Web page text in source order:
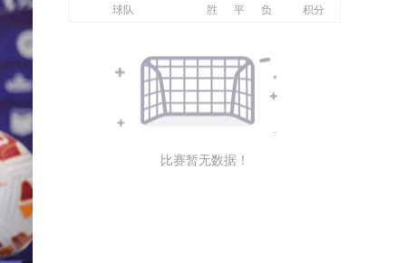
球队 胜 平 负 积分
比赛暂无数据！